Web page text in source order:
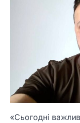
«Сьогодні